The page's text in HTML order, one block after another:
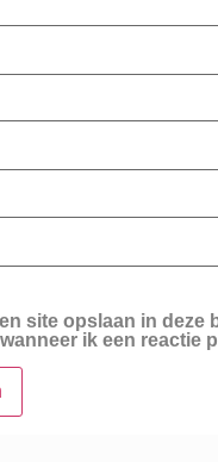
site opslaan in deze
ik een reactie